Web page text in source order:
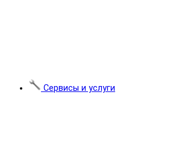
Сервисы и услуги